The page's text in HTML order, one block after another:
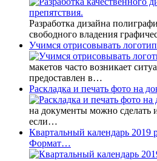
Разработка дизайна
свободного владения
Учимся отрисовывать
макетов часто возникает
предоставлен в…
Раскладка и печать фото на
на документы можно сделать
если…
Квартальный календарь 2019
Формат…